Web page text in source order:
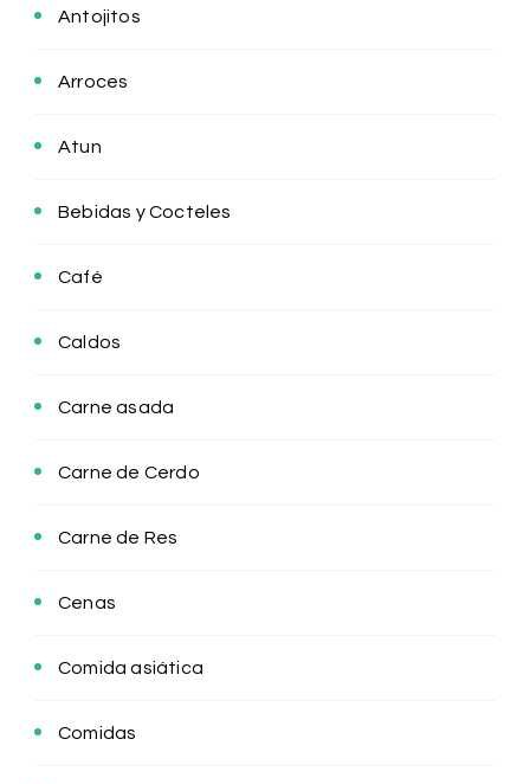
Antojitos
Arroces
Atun
Bebidas y Cocteles
Café
Caldos
Carne asada
Carne de Cerdo
Carne de Res
Cenas
Comida asiática
Comidas